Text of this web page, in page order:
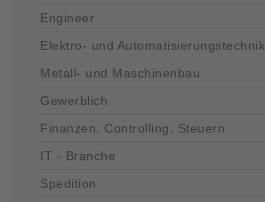
Engineer
Elektro- und Automatisierungstechnik
Metall- und Maschinenbau
Gewerblich
Finanzen, Controlling, Steuern
IT - Branche
Spedition